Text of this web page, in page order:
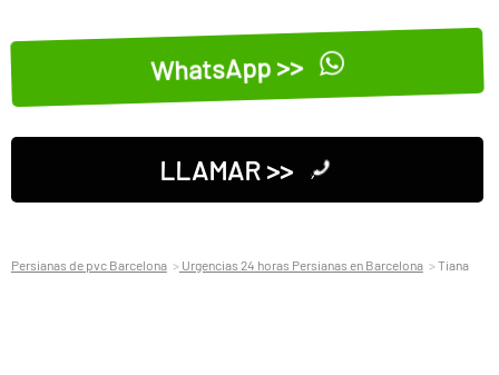
WhatsApp >>
LLAMAR >>
Persianas de pvc Barcelona Urgencias 24 horas Persianas en Barcelona Tiana